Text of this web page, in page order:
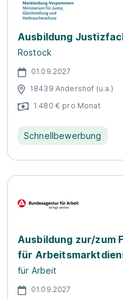
Ausbildung
Rostock
01.09.2027
18439 Andershof (u.a.)
1.480 € pro Monat
Schnellbewerbung
Ausbildung zur/zum
für
für Arbeit
01.09.2027